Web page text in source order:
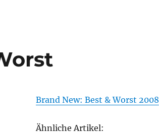
Brand New: Best & Worst 2008
Ähnliche Artikel: